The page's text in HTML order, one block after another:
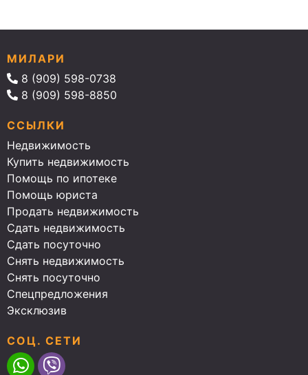
МИЛАРИ
8 (909) 598-0738
8 (909) 598-8850
ССЫЛКИ
Недвижимость
Купить недвижимость
Помощь по ипотеке
Помощь юриста
Продать недвижимость
Сдать недвижимость
Сдать посуточно
Снять недвижимость
Снять посуточно
Спецпредложения
Эксклюзив
СОЦ. СЕТИ